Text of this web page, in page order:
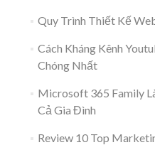
Quy Trình Thiết Kế
Cách Kháng Kênh
Chóng Nhất
Microsoft 365 Family
Cả Gia Đình
Review 10 Top